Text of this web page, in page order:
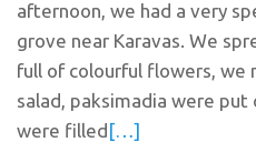
afternoon, we had a very
grove near Karavas. We
full of colourful flowers, we
salad, paksimadia were put
were filled[…]